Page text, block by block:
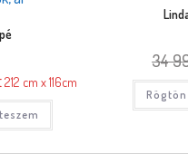
212 cm x 116cm
34